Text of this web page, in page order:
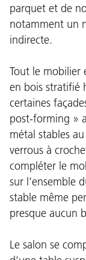
parquet et de
notamment un
indirecte.
Tout le mobilier
en bois stratifié
certaines
post-forming »
métal stables
verrous à
compléter le
sur l’ensemble
stable même
presque aucun
Le salon se